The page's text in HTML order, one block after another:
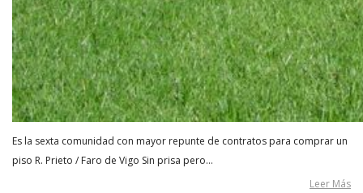
Es la sexta comunidad con mayor repunte de contratos para comprar un
piso R. Prieto / Faro de Vigo Sin prisa pero…
Leer Más